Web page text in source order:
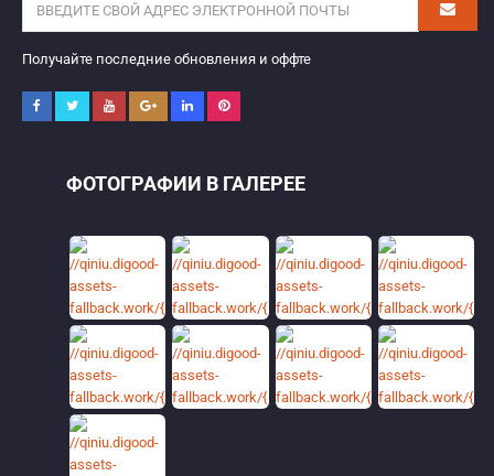
Получайте последние обновления и оффте
ФОТОГРАФИИ В ГАЛЕРЕЕ